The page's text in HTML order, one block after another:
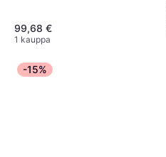
99,68 €
1 kauppa
-15%